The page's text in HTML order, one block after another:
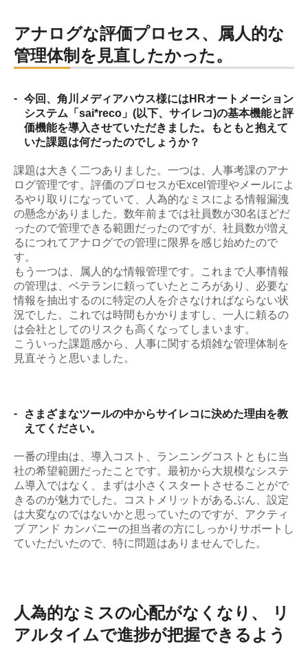
アナログな評価プロセス、属人的な
管理体制を見直したかった。
- 今回、角川メディアハウス様にはHRオートメーション
システム「sai*reco」(以下、サイレコ)の基本機能と評
価機能を導入させていただきました。もともと抱えて
いた課題は何だったのでしょうか？
課題は大きく二つありました。一つは、人事考課のアナ
ログ管理です。評価のプロセスがExcel管理やメールによ
るやり取りになっていて、人為的なミスによる情報漏洩
の懸念がありました。数年前までは社員数が30名ほどだ
ったので管理できる範囲だったのですが、社員数が増え
るにつれてアナログでの管理に限界を感じ始めたので
す。
もう一つは、属人的な情報管理です。これまで人事情報
の管理は、ベテランに頼っていたところがあり、必要な
情報を抽出するのに特定の人を介さなければならない状
況でした。これでは時間もかかりますし、一人に頼るの
は会社としてのリスクも高くなってしまいます。
こういった課題感から、人事に関する煩雑な管理体制を
見直そうと思いました。
-
さまざまなツールの中からサイレコに決めた理由を教
えてください。
一番の理由は、導入コスト、ランニングコストともに当
社の希望範囲だったことです。最初から大規模なシステ
ム導入ではなく、まずは小さくスタートさせることがで
きるのが魅力でした。コストメリットがあるぶん、設定
は大変なのではないかと思っていたのですが、アクティ
ブ アンド カンパニーの担当者の方にしっかりサポートし
ていただいたので、特に問題はありませんでした。
人為的なミスの心配がなくなり、 リ
アルタイムで進捗が把握できるよう